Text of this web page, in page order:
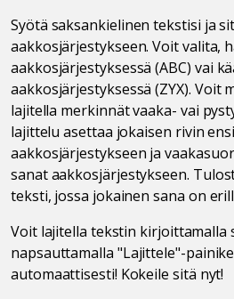
Syötä saksankielinen tekstisi ja
aakkosjärjestykseen. Voit valita,
aakkosjärjestyksessä (ABC) vai
aakkosjärjestyksessä (ZYX). Voit
lajitella merkinnät vaaka- vai
lajittelu asettaa jokaisen rivin
aakkosjärjestykseen ja
sanat aakkosjärjestykseen.
teksti, jossa jokainen sana on
Voit lajitella tekstin kirjoittamalla
napsauttamalla "Lajittele"-
automaattisesti! Kokeile sitä nyt!